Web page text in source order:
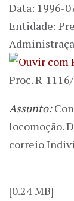
Data: 1996-
Entidade:
Proc. R-
Assunto:
locomoção.
correio
[0.24 MB]